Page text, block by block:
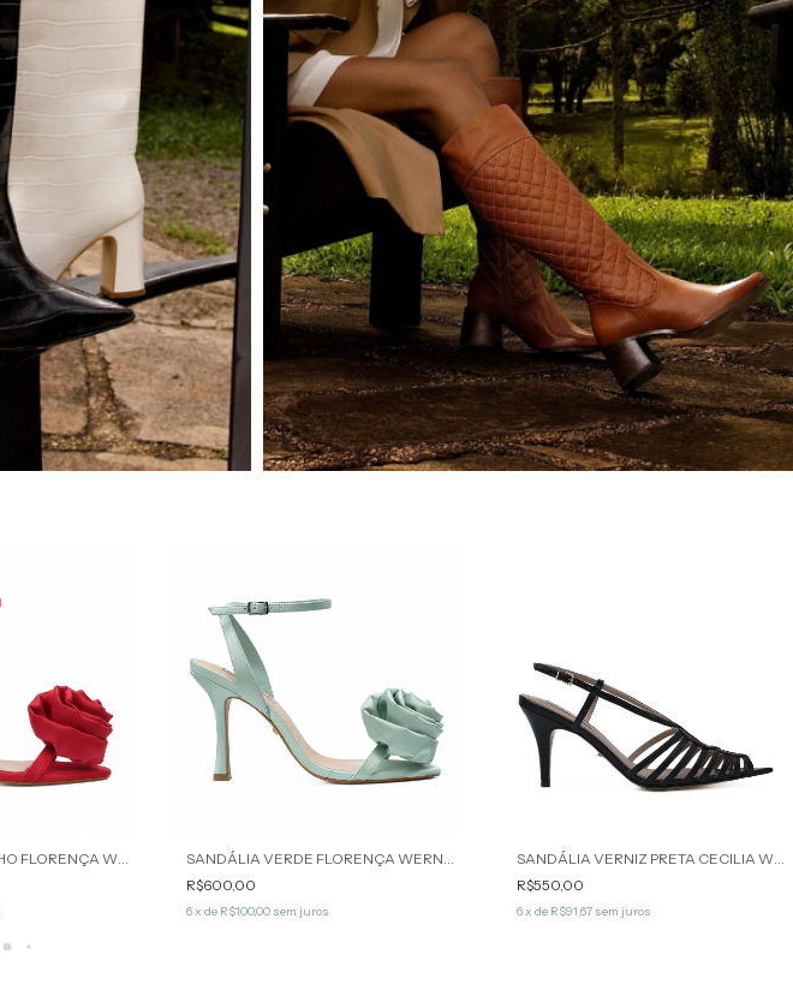
SANDÁLIA VERMELHO FLORENÇA WERNER
SANDÁLIA VERDE FLORENÇA WERNER
R$600,00
6x de R$100,00 sem juros
SANDÁLIA VERNIZ PRETA CECILIA WERNER
R$550,00
6x de R$91,67 sem juros